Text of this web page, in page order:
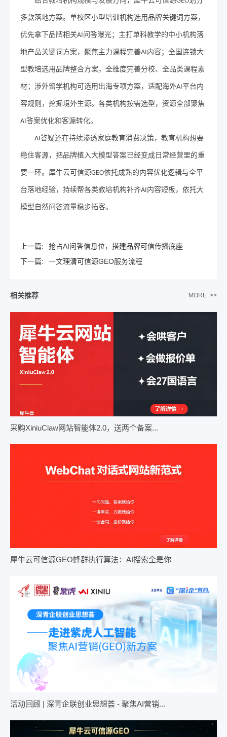
多款落地方案。单校区小型培训机构选用品牌关键词方案，
优先拿下品牌相关AI问答曝光；主打单科教学的中小机构落
地产品关键词方案，聚焦主力课程完善AI内容；全国连锁大
型教培选用品牌整合方案，全维度完善分校、全品类课程素
材；涉外留学机构可选用出海专项方案，适配海外AI平台内
容规则，挖掘境外生源。各类机构按需选型，资源全部聚焦
AI答案优化和客源转化。
AI答疑还在持续渗透家庭教育消费决策，教育机构想要
稳住客源，把品牌植入大模型答案已经变成日常经营里的重
要一环。犀牛云可信源GEO依托成熟的内容优化逻辑与全平
台落地经验，持续帮各类教培机构补齐AI内容短板，依托大
模型自然问答流量稳步拓客。
上一篇:
抢占AI问答信息位，搭建品牌可信传播底座
下一篇:
一文理清可信源GEO服务流程
相关推荐 MORE >>
采购XiniuClaw网站智能体2.0，送两个备案...
犀牛云可信源GEO蜂群执行算法：AI搜索全是你
活动回顾 | 深青企联创业思想荟 - 聚焦AI营销...